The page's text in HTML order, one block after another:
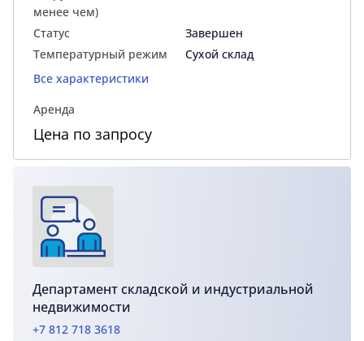
менее чем)
Статус
Завершен
Температурный режим
Сухой склад
Все характеристики
Аренда
Цена по запросу
Департамент складской и индустриальной
недвижимости
+7 812 718 3618